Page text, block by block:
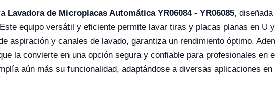
Lavadora de Microplacas Automática YR06084 - YR06085,
equipo versátil y eficiente permite lavar tiras y placas planas en U
aspiración y canales de lavado, garantiza un rendimiento óptimo.
la convierte en una opción segura y confiable para profesionales en
aún más su funcionalidad, adaptándose a diversas aplicaciones en